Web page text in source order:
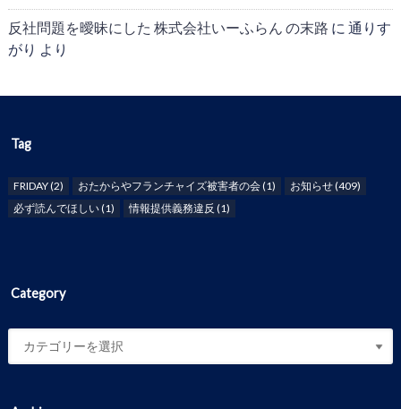
反社問題を曖昧にした 株式会社いーふらん の末路 に 通りす
がり より
Tag
FRIDAY(2) おたからやフランチャイズ被害者の会(1) お知らせ(409)
必ず読んでほしい(1) 情報提供義務違反 (1)
Category